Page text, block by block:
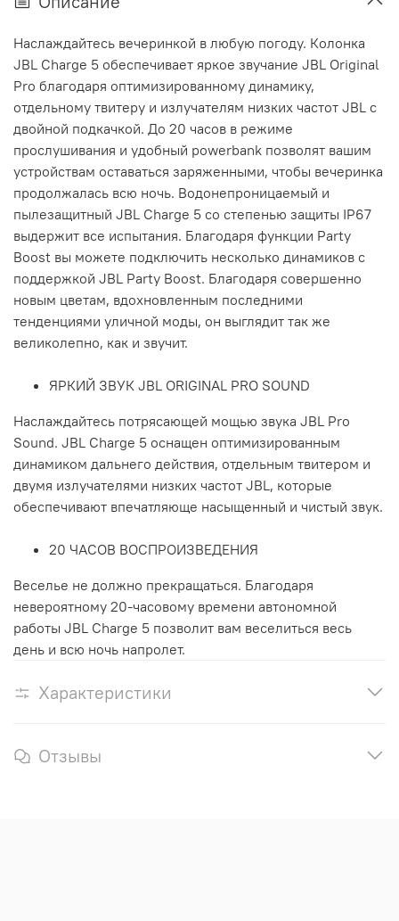
Наслаждайтесь вечеринкой в любую погоду. Колонка
JBL Charge 5 обеспечивает яркое звучание JBL Original
Pro благодаря оптимизированному динамику,
отдельному твитеру и излучателям низких частот JBL с
двойной подкачкой. До 20 часов в режиме
прослушивания и удобный powerbank позволят вашим
устройствам оставаться заряженными, чтобы вечеринка
продолжалась всю ночь. Водонепроницаемый и
пылезащитный JBL Charge 5 со степенью защиты IP67
выдержит все испытания. Благодаря функции Party
Boost вы можете подключить несколько динамиков с
поддержкой JBL Party Boost. Благодаря совершенно
новым цветам, вдохновленным последними
тенденциями уличной моды, он выглядит так же
великолепно, как и звучит.
ЯРКИЙ ЗВУК JBL ORIGINAL PRO SOUND
Наслаждайтесь потрясающей мощью звука JBL Pro
Sound. JBL Charge 5 оснащен оптимизированным
динамиком дальнего действия, отдельным твитером и
двумя излучателями низких частот JBL, которые
обеспечивают впечатляюще насыщенный и чистый звук.
20 ЧАСОВ ВОСПРОИЗВЕДЕНИЯ
Веселье не должно прекращаться. Благодаря
невероятному 20-часовому времени автономной
работы JBL Charge 5 позволит вам веселиться весь
день и всю ночь напролет.
Характеристики
Отзывы